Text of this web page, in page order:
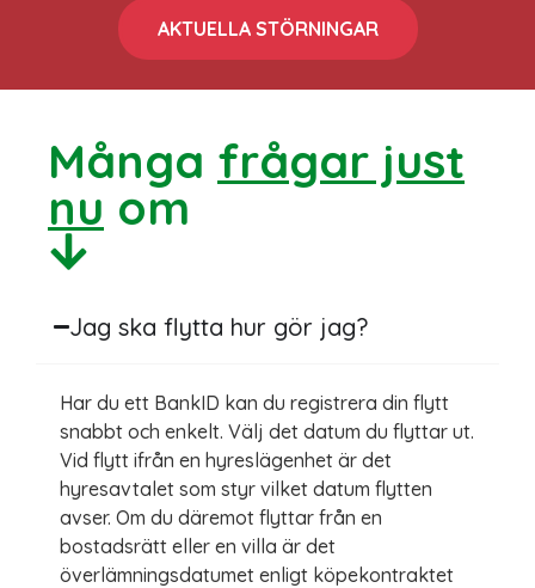
AKTUELLA STÖRNINGAR
Många frågar just
nu om
Jag ska flytta hur gör jag?
Har du ett BankID kan du registrera din flytt
snabbt och enkelt. Välj det datum du flyttar ut.
Vid flytt ifrån en hyreslägenhet är det
hyresavtalet som styr vilket datum flytten
avser. Om du däremot flyttar från en
bostadsrätt eller en villa är det
överlämningsdatumet enligt köpekontraktet